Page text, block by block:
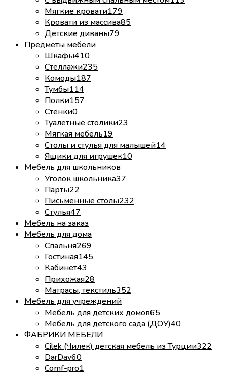
Мягкие кровати179
Кровати из массива85
Детские диваны79
Предметы мебели
Шкафы410
Стеллажи235
Комоды187
Тумбы114
Полки157
Стенки0
Туалетные столики23
Мягкая мебель19
Столы и стулья для малышей14
Ящики для игрушек10
Мебель для школьников
Уголок школьника37
Парты22
Письменные столы232
Стулья47
Мебель на заказ
Мебель для дома
Спальня269
Гостиная145
Кабинет43
Прихожая28
Матрасы, текстиль352
Мебель для учреждений
Мебель для детских домов65
Мебель для детского сада (ДОУ)40
ФАБРИКИ МЕБЕЛИ
Cilek (Чилек) детская мебель из Турции322
DarDav60
Comf-pro1